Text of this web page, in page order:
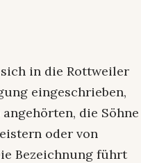
sich in die Rottweiler
eingeschrieben,
die Söhne
oder von
Bezeichnung führt